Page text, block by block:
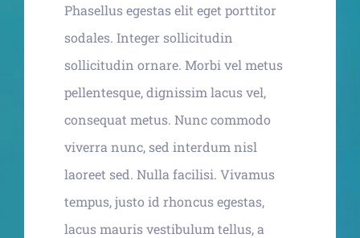
Phasellus egestas elit eget porttitor
sodales. Integer sollicitudin
sollicitudin ornare. Morbi vel metus
pellentesque, dignissim lacus vel,
consequat metus. Nunc commodo
viverra nunc, sed interdum nisl
laoreet sed. Nulla facilisi. Vivamus
tempus, justo id rhoncus egestas,
lacus mauris vestibulum tellus, a